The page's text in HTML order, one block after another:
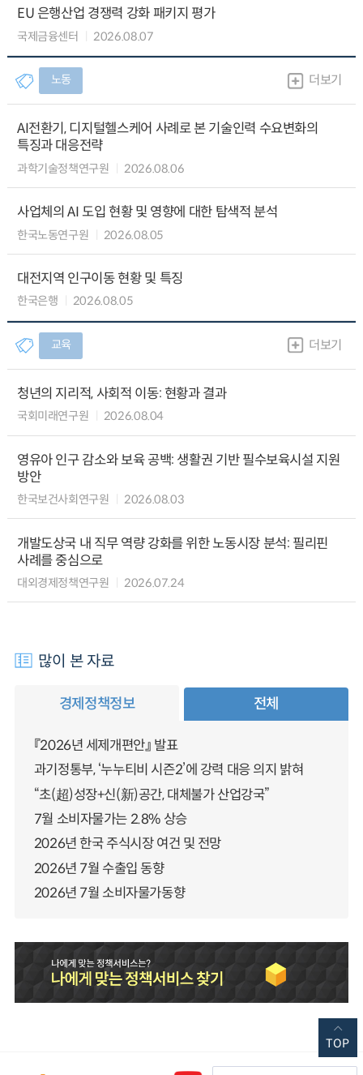
EU 은행산업 경쟁력 강화 패키지 평가
국제금융센터 2026.08.07
노동 더보기
AI전환기, 디지털헬스케어 사례로 본 기술인력 수요변화의
특징과 대응전략
과학기술정책연구원 2026.08.06
사업체의 AI 도입 현황 및 영향에 대한 탐색적 분석
한국노동연구원 2026.08.05
대전지역 인구이동 현황 및 특징
한국은행 2026.08.05
교육 더보기
청년의 지리적, 사회적 이동: 현황과 결과
국회미래연구원 2026.08.04
영유아 인구 감소와 보육 공백: 생활권 기반 필수보육시설 지원
방안
한국보건사회연구원 2026.08.03
개발도상국 내 직무 역량 강화를 위한 노동시장 분석: 필리핀
사례를 중심으로
대외경제정책연구원 2026.07.24
많이 본 자료
경제정책정보 전체
『2026년 세제개편안』 발표
과기정통부, ‘누누티비 시즌2’에 강력 대응 의지 밝혀
“초(超)성장+신(新)공간, 대체불가 산업강국”
7월 소비자물가는 2.8% 상승
2026년 한국 주식시장 여건 및 전망
2026년 7월 수출입 동향
2026년 7월 소비자물가동향
TOP